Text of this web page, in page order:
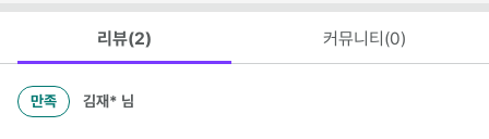
리뷰(2) 커뮤니티(0)
만족 김재* 님